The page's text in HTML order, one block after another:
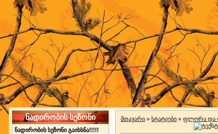
ნადირობის სეზონი
ნადირობის სეზონი გაიხსნა!!!!!
მთავარი » სტატიები » ფლორა და